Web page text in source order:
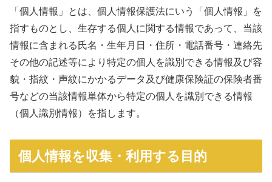
「個人情報」とは、個人情報保護法にいう「個人情報」を
指すものとし、生存する個人に関する情報であって、当該
情報に含まれる氏名・生年月日・住所・電話番号・連絡先
その他の記述等により特定の個人を識別できる情報及び容
貌・指紋・声紋にかかるデータ及び健康保険証の保険者番
号などの当該情報単体から特定の個人を識別できる情報
（個人識別情報）を指します。
個人情報を収集・利用する目的